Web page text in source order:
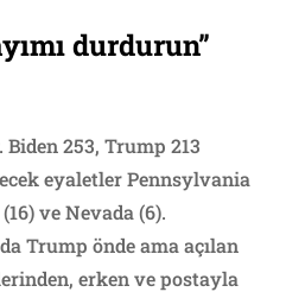
durdurun”
Biden 253, Trump 213
eyaletler Pennsylvania
ve Nevada (6).
Trump önde ama açılan
erken ve postayla